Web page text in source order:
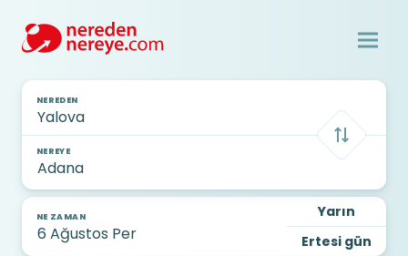
NEREDEN
NEREYE
NE ZAMAN
Yarın
Ertesi gün